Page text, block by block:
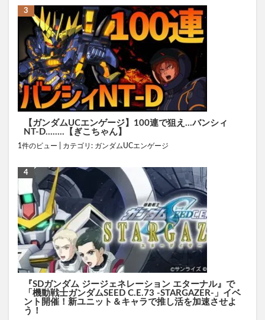
【ガンダムUCエンゲージ】100連で狙え…バンシィ
NT-D……..【ぎこちゃん】
1件のビュー カテゴリ: ガンダムUCエンゲージ
『SDガンダム ジージェネレーション エターナル』で
「機動戦士ガンダムSEED C.E.73 -STARGAZER-」イベ
ント開催！新ユニット＆キャラで推し活を加速させよ
う！